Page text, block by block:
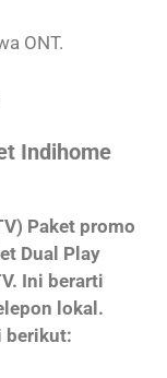
ONT.
Indihome
Paket promo
Dual Play
Ini berarti
lokal.
berikut: